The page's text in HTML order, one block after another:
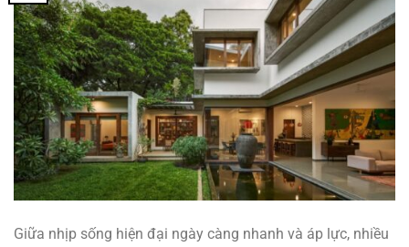
Giữa nhịp sống hiện đại ngày càng nhanh và áp lực, nhiều